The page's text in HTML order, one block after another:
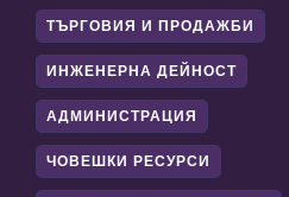
ТЪРГОВИЯ И ПРОДАЖБИ
ИНЖЕНЕРНА ДЕЙНОСТ
АДМИНИСТРАЦИЯ
ЧОВЕШКИ РЕСУРСИ